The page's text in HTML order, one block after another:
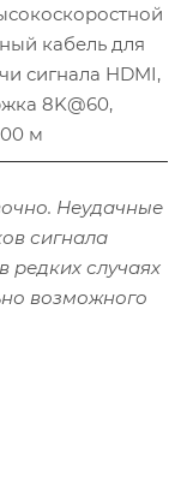
кабель для
сигнала HDMI,
8K@60,
м
Неудачные
сигнала
редких случаях
возможного